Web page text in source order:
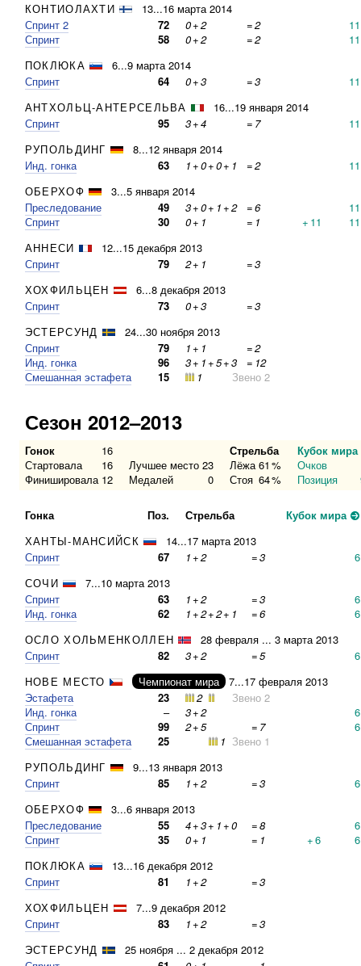
КОНТИОЛАХТИ
13...16 марта 2014
Спринт 2
72 0+2 =2
11
Спринт
58 0+2 =2
11
ПОКЛЮКА
6...9 марта 2014
Спринт
64 0+3 =3
11
АНТХОЛЬЦ-АНТЕРСЕЛЬВА
16...19 января 2014
Спринт
95 3+4 = 7
11
РУПОЛЬДИНГ
8...12 января 2014
Инд. гонка
63 1+0+0+ 1 =2
11
ОБЕРХОФ
3...5 января 2014
Преследование
49 3+0+ 1+2 =6
11
Спринт
30 0+ 1 = 1 + 11
11
АННЕСИ
12...15 декабря 2013
Спринт
79 2+ 1 =3
ХОХФИЛЬЦЕН
6...8 декабря 2013
Спринт
73 0+3 =3
ЭСТЕРСУНД
24...30 ноября 2013
Спринт
79 1+ 1 =2
Инд. гонка
96 3+ 1+5+3 = 12
Смешанная эстафета
15 1 Звено 2
Сезон 2012–2013
Гонок 16 Стрельба
Кубок мира
Стартовала
16 Лучшее место 23 Лёжа 61 %
Очков
Финишировала 12 Медалей 0 Стоя 64% Позиция
Гонка Поз. Стрельба
Кубок мира
ХАНТЫ-МАНСИЙСК
14...17 марта 2013
Спринт
67 1+2 =3
6
СОЧИ
7...10 марта 2013
Спринт
63 1+2 =3
6
Инд. гонка
62 1+2+2+ 1 =6
6
ОСЛО ХОЛЬМЕНКОЛЛЕН
28 февраля ... 3 марта 2013
Спринт
82 3+2 =5
6
НОВЕ МЕСТО
Чемпионат мира
7...17 февраля 2013
Эстафета
23 2
Звено 2
Инд. гонка
– 3+2
6
Спринт
99 2+5 = 7
6
Смешанная эстафета
25 1 Звено 1
РУПОЛЬДИНГ
9...13 января 2013
Спринт
85 1+2 =3
6
ОБЕРХОФ
3...6 января 2013
Преследование
55 4+3+ 1+0 =8
6
Спринт
35 0+ 1 = 1 +6
6
ПОКЛЮКА
13...16 декабря 2012
Спринт
81 1+2 =3
ХОХФИЛЬЦЕН
7...9 декабря 2012
Спринт
83 1+2 =3
ЭСТЕРСУНД
25 ноября ... 2 декабря 2012